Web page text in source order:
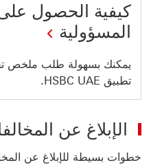
كيفية الحصول
المسؤولية
يمكنك بسهولة طلب ملخص
الإبلاغ عن
خطوات بسيطة للإبلاغ عن